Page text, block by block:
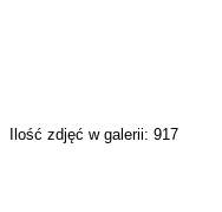
Ilość zdjęć w galerii: 917